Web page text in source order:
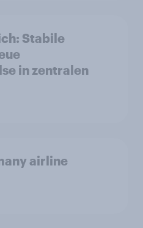
Stabile
in zentralen
airline